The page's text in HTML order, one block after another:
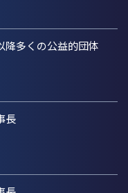
降多くの公益的団体
長